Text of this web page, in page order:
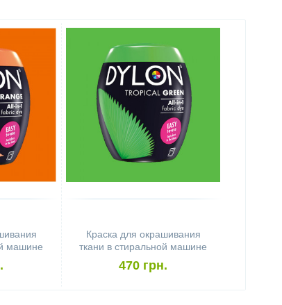
машине
Fresh
Краска для окрашивания
ткани в стиральной машине
DYLON Machine Use Tropical
Green (бочонок)
470 грн.